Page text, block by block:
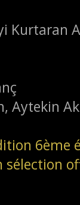
Kurtaran
Aytekin
6ème
sélection